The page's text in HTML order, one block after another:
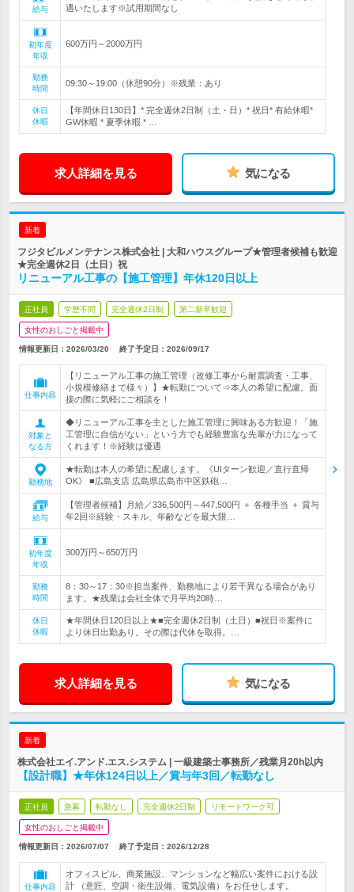
給与
遇いたします※試用期間なし
初年度
年収
600万円～2000万円
勤務
時間
09:30～19:00（休憩90分）※残業：あり
休日
休暇
【年間休日130日】* 完全週休2日制（土・日）* 祝日* 有給休暇*
GW休暇 * 夏季休暇 * …
求人詳細を見る 気になる
新着
フジタビルメンテナンス株式会社 | 大和ハウスグループ★管理者候補も歓迎
★完全週休2日（土日）祝
リニューアル工事の【施工管理】年休120日以上
正社員 学歴不問 完全週休2日制 第二新卒歓迎
女性のおしごと掲載中
情報更新日：2026/03/20 終了予定日： 2026/09/17
仕事内容
【リニューアル工事の施工管理（改修工事から耐震調査・工事、
小規模修繕まで様々）】★転勤について⇒本人の希望に配慮。面
接の際に気軽にご相談を！
対象と
なる方
◆リニューアル工事を主とした施工管理に興味ある方歓迎！「施
工管理に自信がない」という方でも経験豊富な先輩が力になって
くれます！※経験は優遇
勤務地
★転勤は本人の希望に配慮します。《UIターン歓迎／直行直帰
OK》 ■広島支店 広島県広島市中区鉄砲…
給与
【管理者候補】月給／336,500円～447,500円 ＋ 各種手当 ＋ 賞与
年2回※経験・スキル、年齢などを最大限…
初年度
年収
300万円～650万円
勤務
時間
8：30～17：30※担当案件、勤務地により若干異なる場合があり
ます。★残業は会社全体で月平均20時…
休日
休暇
★年間休日120日以上★■完全週休2日制（土日）■祝日※案件に
より休日出勤あり。その際は代休を取得。…
求人詳細を見る 気になる
新着
株式会社エイ.アンド.エス.システム | 一級建築士事務所／残業月20h以内
【設計職】★年休124日以上／賞与年3回／転勤なし
正社員 急募 転勤なし 完全週休2日制 リモートワーク可
女性のおしごと掲載中
情報更新日：2026/07/07 終了予定日： 2026/12/28
仕事内容
オフィスビル、商業施設、マンションなど幅広い案件における設
計 （意匠、空調・衛生設備、電気設備）をお任せします。